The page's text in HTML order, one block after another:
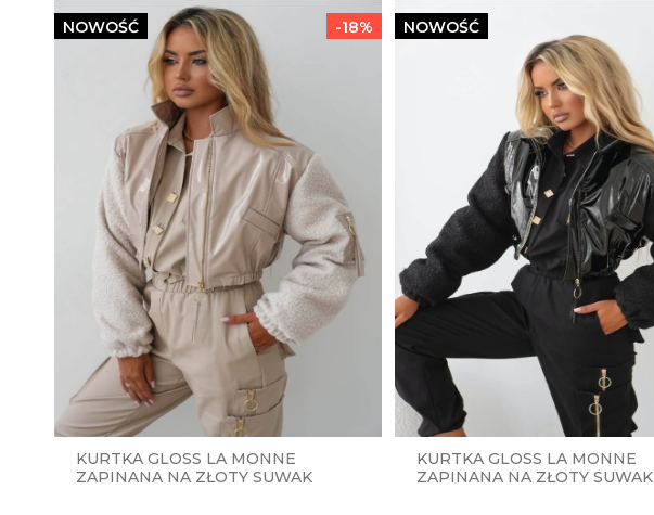
KURTKA GLOSS LA MONNE
ZAPINANA NA ZŁOTY SUWAK
-18%
NOWOŚĆ
KURTKA GLOSS LA MONNE
ZAPINANA NA ZŁOTY SUWAK
NOWOŚĆ